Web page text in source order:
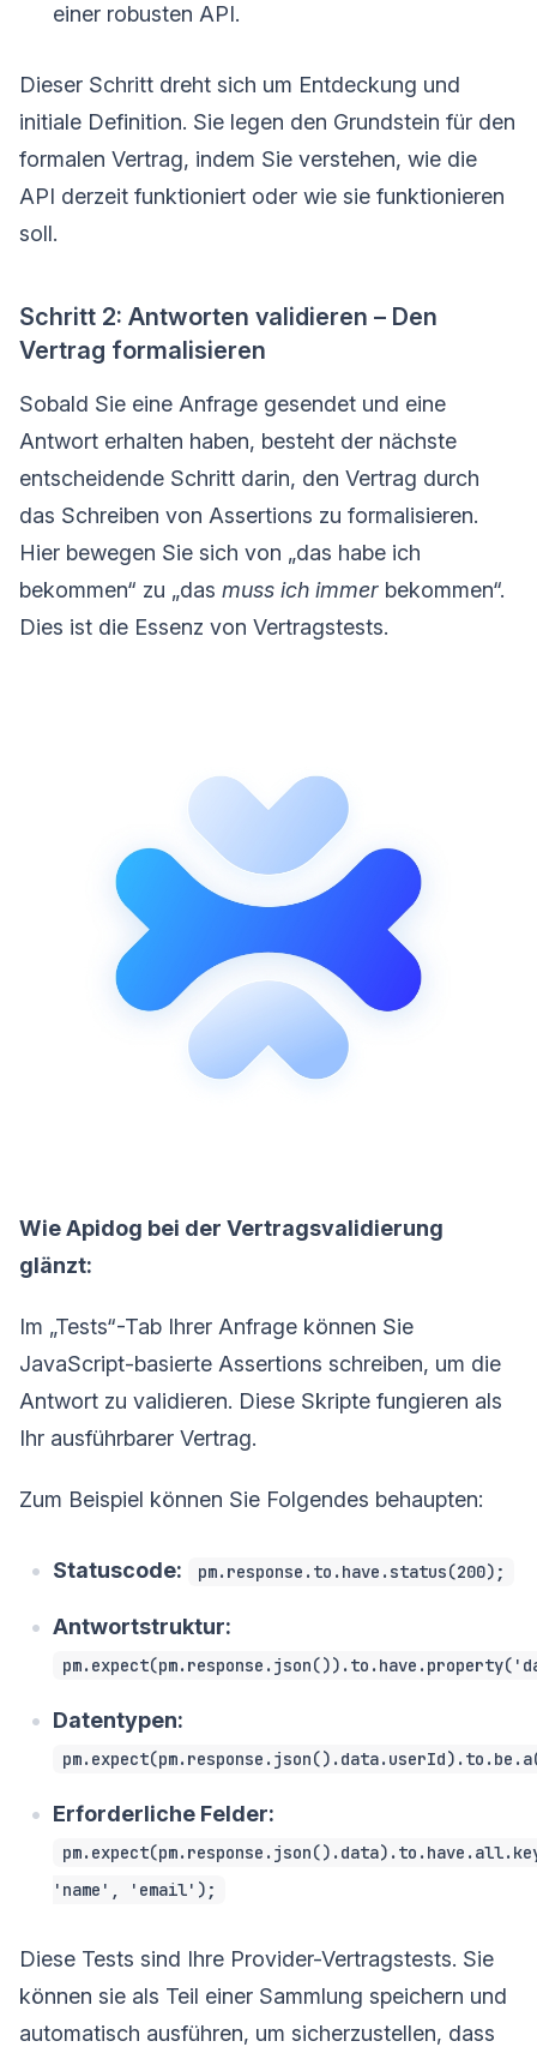
einer robusten API.
Dieser Schritt dreht sich um Entdeckung und
initiale Definition. Sie legen den Grundstein für den
formalen Vertrag, indem Sie verstehen, wie die
API derzeit funktioniert oder wie sie funktionieren
soll.
Schritt 2: Antworten validieren – Den
Vertrag formalisieren
Sobald Sie eine Anfrage gesendet und eine
Antwort erhalten haben, besteht der nächste
entscheidende Schritt darin, den Vertrag durch
das Schreiben von Assertions zu formalisieren.
Hier bewegen Sie sich von „das habe ich
bekommen“ zu „das muss ich immer bekommen“.
Dies ist die Essenz von Vertragstests.
Wie Apidog bei der Vertragsvalidierung
glänzt:
Im „Tests“-Tab Ihrer Anfrage können Sie
JavaScript-basierte Assertions schreiben, um die
Antwort zu validieren. Diese Skripte fungieren als
Ihr ausführbarer Vertrag.
Zum Beispiel können Sie Folgendes behaupten:
Statuscode: pm.response.to.have.status(200);
Antwortstruktur:
Datentypen:
Erforderliche Felder:
'name', 'email');
Diese Tests sind Ihre Provider-Vertragstests. Sie
können sie als Teil einer Sammlung speichern und
automatisch ausführen, um sicherzustellen, dass